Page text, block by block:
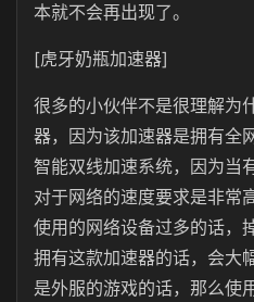
本就不会再出现了。
[虎牙奶瓶加速器]
很多的小伙伴不是很理解为
器，因为该加速器是拥有全
智能双线加速系统，因为当
对于网络的速度要求是非常
使用的网络设备过多的话，
拥有这款加速器的话，会大
是外服的游戏的话，那么使